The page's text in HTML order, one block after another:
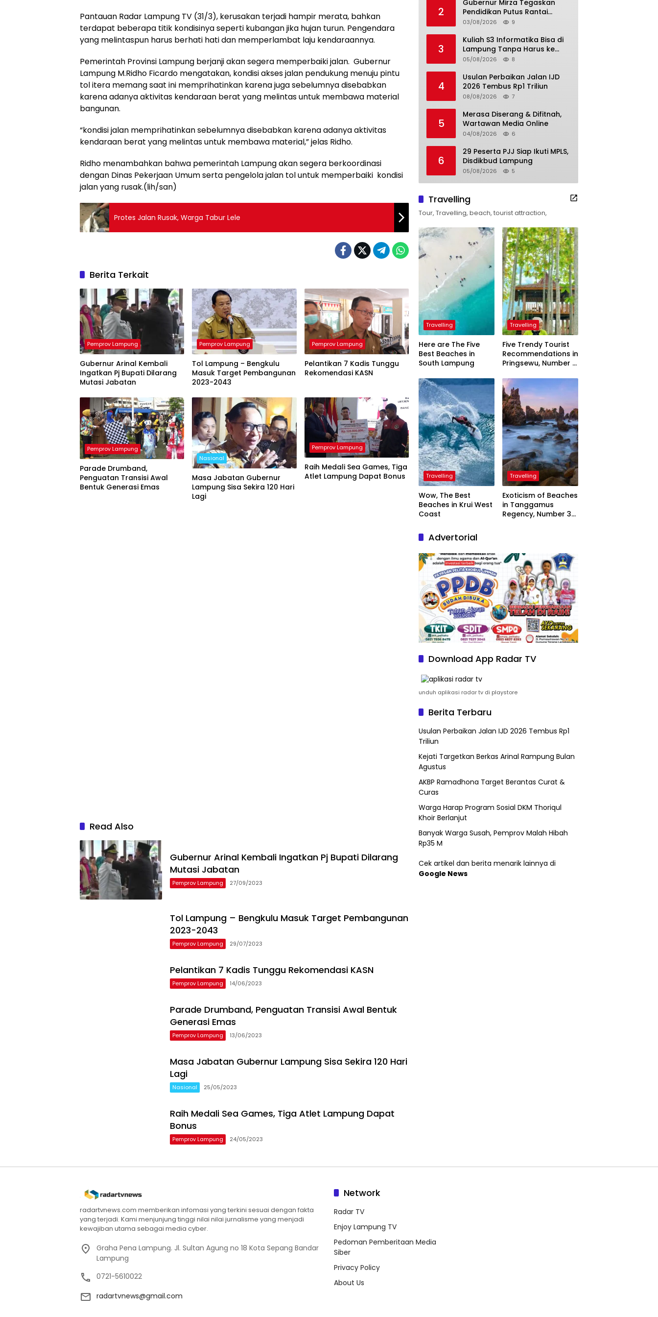
Pantauan Radar Lampung TV (31/3), kerusakan terjadi hampir merata, bahkan
terdapat beberapa titik kondisinya seperti kubangan jika hujan turun. Pengendara
yang melintaspun harus berhati hati dan memperlambat laju kendaraannya.
Pemerintah Provinsi Lampung berjanji akan segera memperbaiki jalan. Gubernur
Lampung M.Ridho Ficardo mengatakan, kondisi akses jalan pendukung menuju pintu
tol itera memang saat ini memprihatinkan karena juga sebelumnya disebabkan
karena adanya aktivitas kendaraan berat yang melintas untuk membawa material
bangunan.
“kondisi jalan memprihatinkan sebelumnya disebabkan karena adanya aktivitas
kendaraan berat yang melintas untuk membawa material,” jelas Ridho.
Ridho menambahkan bahwa pemerintah Lampung akan segera berkoordinasi
dengan Dinas Pekerjaan Umum serta pengelola jalan tol untuk memperbaiki kondisi
jalan yang rusak.(lih/san)
Protes Jalan Rusak, Warga Tabur Lele
Berita Terkait
Pemprov Lampung
Gubernur Arinal Kembali
Ingatkan Pj Bupati Dilarang
Mutasi Jabatan
Pemprov Lampung
Tol Lampung – Bengkulu
Masuk Target Pembangunan
2023-2043
Pemprov Lampung
Pelantikan 7 Kadis Tunggu
Rekomendasi KASN
Pemprov Lampung
Parade Drumband,
Penguatan Transisi Awal
Bentuk Generasi Emas
Nasional
Masa Jabatan Gubernur
Lampung Sisa Sekira 120 Hari
Lagi
Pemprov Lampung
Raih Medali Sea Games, Tiga
Atlet Lampung Dapat Bonus
Read Also
Gubernur Arinal Kembali Ingatkan Pj Bupati Dilarang
Mutasi Jabatan
Pemprov Lampung 27/09/2023
Tol Lampung – Bengkulu Masuk Target Pembangunan
2023-2043
Pemprov Lampung 29/07/2023
Pelantikan 7 Kadis Tunggu Rekomendasi KASN
Pemprov Lampung 14/06/2023
Parade Drumband, Penguatan Transisi Awal Bentuk
Generasi Emas
Pemprov Lampung 13/06/2023
Masa Jabatan Gubernur Lampung Sisa Sekira 120 Hari
Lagi
Nasional 25/05/2023
Raih Medali Sea Games, Tiga Atlet Lampung Dapat
Bonus
Pemprov Lampung 24/05/2023
2
Gubernur Mirza Tegaskan
Pendidikan Putus Rantai
Kemiskinan
03/08/2026 9
3
Kuliah S3 Informatika Bisa di
Lampung Tanpa Harus ke
Luar Daerah
05/08/2026 8
4
Usulan Perbaikan Jalan IJD
2026 Tembus Rp1 Triliun
08/08/2026 7
5
Merasa Diserang & Difitnah,
Wartawan Media Online
04/08/2026 6
6
29 Peserta PJJ Siap Ikuti MPLS,
Disdikbud Lampung
05/08/2026 5
Travelling
Tour, Travelling, beach, tourist attraction,
Travelling
Here are The Five
Best Beaches in
South Lampung
Travelling
Five Trendy Tourist
Recommendations in
Pringsewu, Number 3
President
Travelling
Wow, The Best
Beaches in Krui West
Coast
Travelling
Exoticism of Beaches
in Tanggamus
Regency, Number 3
Advertorial
Download App Radar TV
unduh aplikasi radar tv di playstore
Berita Terbaru
Usulan Perbaikan Jalan IJD 2026 Tembus Rp1
Triliun
Kejati Targetkan Berkas Arinal Rampung Bulan
Agustus
AKBP Ramadhona Target Berantas Curat &
Curas
Warga Harap Program Sosial DKM Thoriqul
Khoir Berlanjut
Banyak Warga Susah, Pemprov Malah Hibah
Rp35 M
Cek artikel dan berita menarik lainnya di
Google News
radartvnews.com memberikan infomasi yang terkini sesuai dengan fakta
yang terjadi. Kami menjunjung tinggi nilai nilai jurnalisme yang menjadi
kewajiban utama sebagai media cyber.
Graha Pena Lampung. Jl. Sultan Agung no 18 Kota Sepang Bandar
Lampung
0721-5610022
radartvnews@gmail.com
Network
Radar TV
Enjoy Lampung TV
Pedoman Pemberitaan Media
Siber
Privacy Policy
About Us